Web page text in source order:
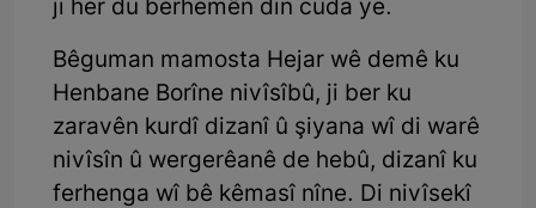
ji her du berhemên din cuda ye.
Bêguman mamosta Hejar wê demê ku
Henbane Borîne nivîsîbû, ji ber ku
zaravên kurdî dizanî û şiyana wî di warê
nivîsîn û wergerêanê de hebû, dizanî ku
ferhenga wî bê kêmasî nîne. Di nivîsekî